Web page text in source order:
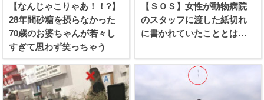
【なんじゃこりゃあ！！?】
28年間砂糖を摂らなかった
70歳のお婆ちゃんが若々し
すぎて思わず笑っちゃう
【ＳＯＳ】女性が動物病院
のスタッフに渡した紙切れ
に書かれていたこととは…